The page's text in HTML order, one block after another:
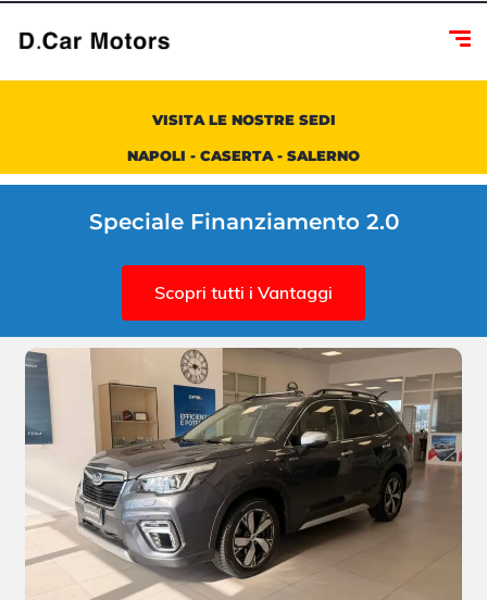
VISITA LE NOSTRE SEDI
NAPOLI - CASERTA - SALERNO
Speciale Finanziamento 2.0
Scopri tutti i Vantaggi